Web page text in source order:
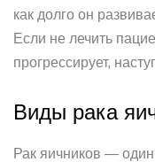
как долго он
Если не лечить
прогрессирует,
Виды рака
Рак яичников —